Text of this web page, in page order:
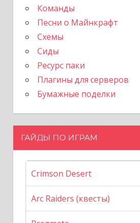
Команды
Песни о Майнкрафт
Схемы
Сиды
Ресурс паки
Плагины для серверов
Бумажные поделки
ГАЙДЫ ПО ИГРАМ
Crimson Desert
Arc Raiders (квесты)